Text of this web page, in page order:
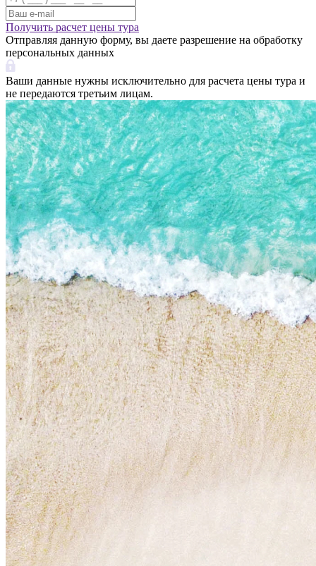
Получить расчет цены тура
Отправляя данную форму, вы даете разрешение на обработку
персональных данных
Ваши данные нужны исключительно для расчета цены тура и
не передаются третьим лицам.